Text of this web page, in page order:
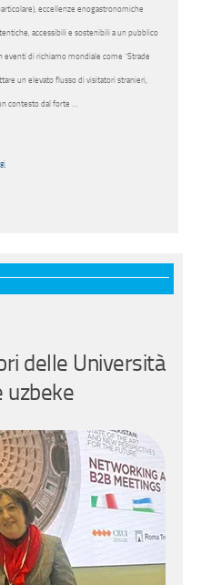
eccellenze enogastronomiche
accessibili e sostenibili a un pubblico
eventi di richiamo mondiale come “Strade
un elevato flusso di visitatori stranieri,
contesto dal forte …
delle Università
uzbeke